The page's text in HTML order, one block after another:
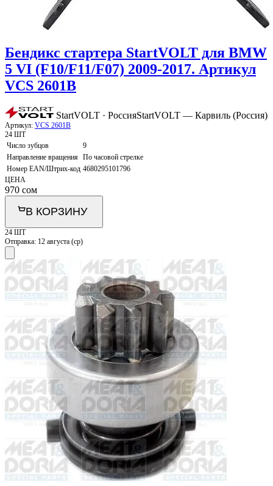
Бендикс стартера StartVOLT для BMW
5 VI (F10/F11/F07) 2009-2017. Артикул
VCS 2601B
StartVOLT · РоссияStartVOLT — Карвиль (Россия)
Артикул: VCS 2601B
24 ШТ
Число зубцов
9
Направление вращения По часовой стрелке
Номер EAN/Штрих-код 4680295101796
ЦЕНА
970 сом
В КОРЗИНУ
24 ШТ
Отправка: 12 августа (ср)